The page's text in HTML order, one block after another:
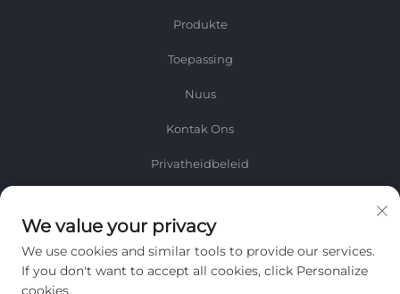
Produkte
Toepassing
Nuus
Kontak Ons
Privatheidbeleid
Teken aan om ons weeklikse nuusbrief te ontvang
We value your privacy
We use cookies and similar tools to provide our services.
If you don't want to accept all cookies, click Personalize
cookies.